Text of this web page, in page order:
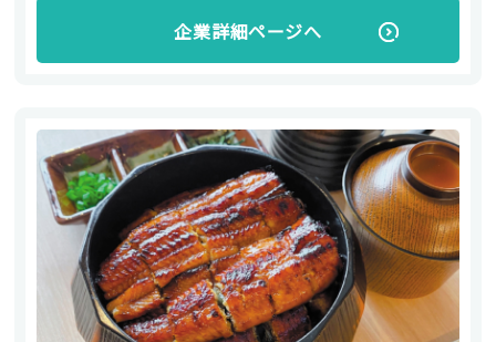
企業詳細ページへ